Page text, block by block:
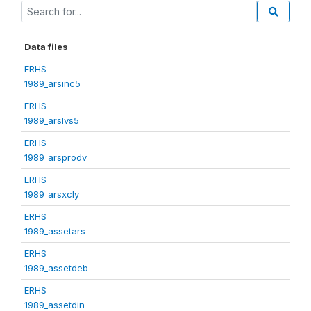
Data files
ERHS
1989_arsinc5
ERHS
1989_arslvs5
ERHS
1989_arsprodv
ERHS
1989_arsxcly
ERHS
1989_assetars
ERHS
1989_assetdeb
ERHS
1989_assetdin